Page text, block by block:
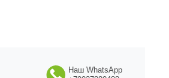
Наш WhatsApp